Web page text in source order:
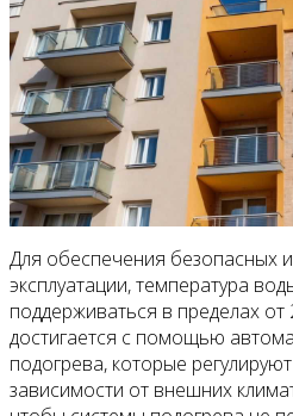
Для обеспечения безопасных
эксплуатации, температура
поддерживаться в пределах от
достигается с помощью
подогрева, которые
зависимости от внешних